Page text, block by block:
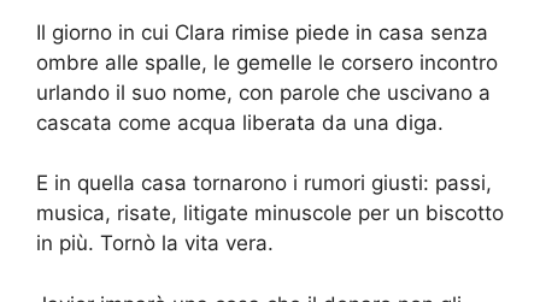
Il giorno in cui Clara rimise piede in casa senza
ombre alle spalle, le gemelle le corsero incontro
urlando il suo nome, con parole che uscivano a
cascata come acqua liberata da una diga.
E in quella casa tornarono i rumori giusti: passi,
musica, risate, litigate minuscole per un biscotto
in più. Tornò la vita vera.